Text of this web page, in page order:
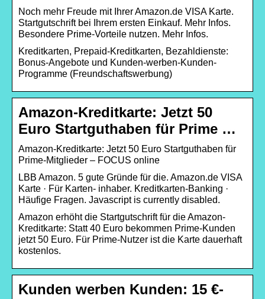
Noch mehr Freude mit Ihrer Amazon.de VISA Karte.
Startgutschrift bei Ihrem ersten Einkauf. Mehr Infos.
Besondere Prime-Vorteile nutzen. Mehr Infos.
Kreditkarten, Prepaid-Kreditkarten, Bezahldienste:
Bonus-Angebote und Kunden-werben-Kunden-
Programme (Freundschaftswerbung)
Amazon-Kreditkarte: Jetzt 50
Euro Startguthaben für Prime …
Amazon-Kreditkarte: Jetzt 50 Euro Startguthaben für
Prime-Mitglieder – FOCUS online
LBB Amazon. 5 gute Gründe für die. Amazon.de VISA
Karte · Für Karten- inhaber. Kreditkarten-Banking ·
Häufige Fragen. Javascript is currently disabled.
Amazon erhöht die Startgutschrift für die Amazon-
Kreditkarte: Statt 40 Euro bekommen Prime-Kunden
jetzt 50 Euro. Für Prime-Nutzer ist die Karte dauerhaft
kostenlos.
Kunden werben Kunden: 15 €-